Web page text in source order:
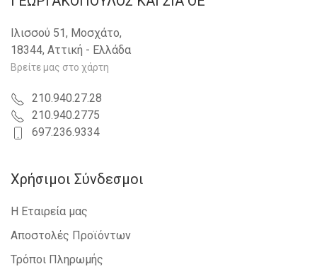
Ιλισσού 51, Μοσχάτο,
18344, Αττική - Ελλάδα
Βρείτε μας στο χάρτη
210.940.27.28
210.940.2775
697.236.9334
Χρήσιμοι Σύνδεσμοι
Η Εταιρεία μας
Αποστολές Προϊόντων
Τρόποι Πληρωμής